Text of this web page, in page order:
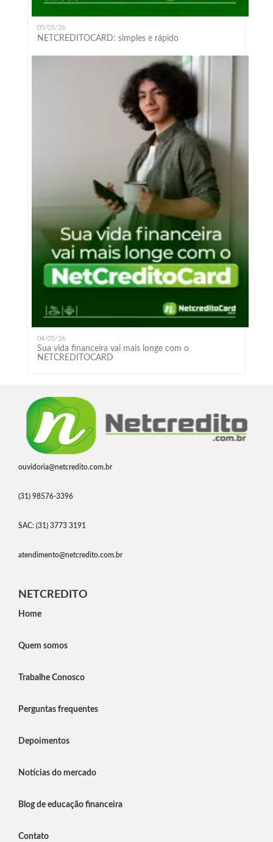
05/05/26
NETCREDITOCARD: simples e rápido
04/05/26
Sua vida financeira vai mais longe com o
NETCREDITOCARD
ouvidoria@netcredito.com.br
(31) 98576-3396
SAC: (31) 3773 3191
atendimento@netcredito.com.br
NETCREDITO
Home
Quem somos
Trabalhe Conosco
Perguntas frequentes
Depoimentos
Notícias do mercado
Blog de educação financeira
Contato